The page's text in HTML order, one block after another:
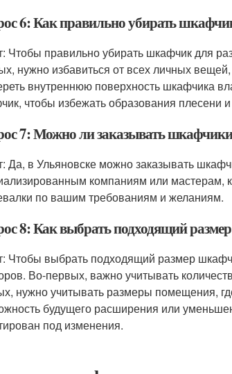
6: Как правильно убирать
Чтобы правильно убирать шкафчик для
нужно избавиться от всех личных
внутреннюю поверхность шкафчика
чтобы избежать образования плесени и
7: Можно ли заказывать шкафчики
Да, в Ульяновске можно заказывать
компаниям или мастерам,
по вашим требованиям и желаниям.
8: Как выбрать подходящий
Чтобы выбрать подходящий размер
Во-первых, важно учитывать
нужно учитывать размеры помещения,
будущего расширения или
под изменения.